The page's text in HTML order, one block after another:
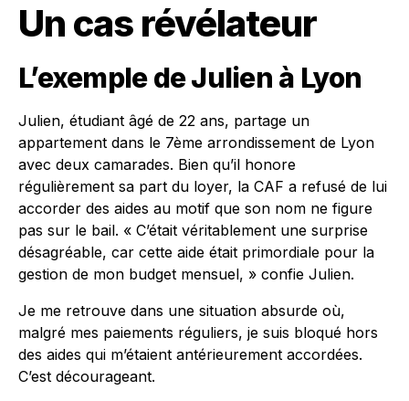
Un cas révélateur
L’exemple de Julien à Lyon
Julien, étudiant âgé de 22 ans, partage un
appartement dans le 7ème arrondissement de Lyon
avec deux camarades. Bien qu’il honore
régulièrement sa part du loyer, la CAF a refusé de lui
accorder des aides au motif que son nom ne figure
pas sur le bail. « C’était véritablement une surprise
désagréable, car cette aide était primordiale pour la
gestion de mon budget mensuel, » confie Julien.
Je me retrouve dans une situation absurde où,
malgré mes paiements réguliers, je suis bloqué hors
des aides qui m’étaient antérieurement accordées.
C’est décourageant.